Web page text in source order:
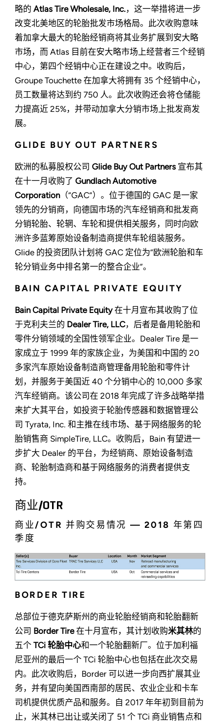
略的 Atlas Tire Wholesale, Inc.，这一举措将进一步
改变北美地区的轮胎批发市场格局。此次收购意味
着加拿大最大的轮胎经销商将其业务扩展到安大略
市场，而 Atlas 目前在安大略市场上经营者三个经销
中心，第四个经销中心正在建设之中。收购后，
Groupe Touchette 在加拿大将拥有 35 个经销中心，
员工数量将达到约 750 人。此次收购还会将仓储能
力提高近 25%，并带动加拿大分销市场上批发商发
展。
GLIDE BUY OUT PARTNERS
欧洲的私募股权公司 Glide Buy Out Partners 宣布其
在十一月收购了 Gundlach Automotive
Corporation（“GAC”）。位于德国的 GAC 是一家
领先的分销商，向德国市场的汽车经销商和批发商
分销轮胎、轮辋、车轮和提供相关服务，同时向欧
洲许多蓝筹原始设备制造商提供车轮组装服务。
Glide 的投资团队计划将 GAC 定位为“欧洲轮胎和车
轮分销业务中排名第一的整合企业”。
BAIN CAPITAL PRIVATE EQUITY
Bain Capital Private Equity在十月宣布其收购了位
于克利夫兰的 Dealer Tire, LLC，后者是备用轮胎和
零件分销领域的全国性领军企业。Dealer Tire 是一
家成立于 1999 年的家族企业，为美国和中国的 20
多家汽车原始设备制造商管理备用轮胎和零件计
划，并服务于美国近 40 个分销中心的 10,000 多家
汽车经销商。该公司在 2018 年完成了许多战略举措
来扩大其平台，如投资于轮胎传感器和数据管理公
司 Tyrata, Inc. 和主推在线市场、基于网络服务的轮
胎销售商 SimpleTire, LLC。收购后，Bain 有望进一
步扩大 Dealer 的平台，为经销商、原始设备制造
商、轮胎制造商和基于网络服务的消费者提供支
持。
商业/OTR
商业/OTR 并购交易情况 — 2018 年第四
季度
BORDER TIRE
总部位于德克萨斯州的商业轮胎经销商和轮胎翻新
公司 Border Tire在十月宣布，其计划收购米其林的
五个 TCi 轮胎中心和一个轮胎翻新厂。位于加利福
尼亚州的最后一个 TCi 轮胎中心也包括在此次交易
内。此次收购后，Border 可以进一步向西扩展其业
务，并有望向美国西南部的居民、农业企业和卡车
司机提供优质产品和服务。自 2017 年年初到目前为
止，米其林已出让或关闭了 51 个 TCi 商业销售点和